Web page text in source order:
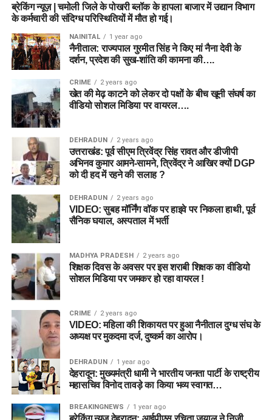
ब्रेकिंग न्यूज़ | चमोली जिले के पोखरी ब्लॉक के हापला बाजार में उद्यान विभाग
के कर्मचारी की संदिग्ध परिस्थितियों में मौत हो गई।
NAINITAL 1 year ago
नैनीताल: राज्यपाल गुरमीत सिंह ने किए मां नैना देवी के
दर्शन, प्रदेश की सुख-शांति की कामना की….
CRIME 2 years ago
खेत की मेढ़ काटने को लेकर दो पक्षों के बीच खूनी संघर्ष का
वीडियो सोशल मिडिया पर वायरल….
DEHRADUN 2 years ago
उत्तराखंड: पूर्व सीएम त्रिवेंद्र सिंह रावत और डीजीपी
अभिनव कुमार आमने-सामने, त्रिवेंद्र ने आखिर क्यों DGP
को दी हद में रहने की सलाह ?
DEHRADUN 2 years ago
VIDEO: सुबह मॉर्निंग वॉक पर हाइवे पर निकला हाथी, पूर्व
सैनिक घयाल, अस्पताल में भर्ती
MADHYA PRADESH 2 years ago
शिक्षक दिवस के अवसर पर इस शराबी शिक्षक का वीडियो
सोशल मिडिया पर जमकर हो रहा वायरल !
CRIME 2 years ago
VIDEO: महिला की शिकायत पर हुआ नैनीताल दुग्ध संघ के
अध्यक्ष पर मुकदमा दर्ज, दुष्कर्म का आरोप।
DEHRADUN 1 year ago
देहरादून: मुख्यमंत्री धामी ने भारतीय जनता पार्टी के राष्ट्रीय
महासचिव विनोद तावड़े का किया भव्य स्वागत…
BREAKINGNEWS 1 year ago